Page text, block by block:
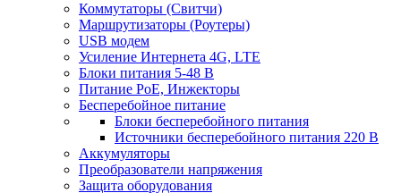
Коммутаторы (Свитчи)
Маршрутизаторы (Роутеры)
USB модем
Усиление Интернета 4G, LTE
Блоки питания 5-48 В
Питание PoE, Инжекторы
Бесперебойное питание
Блоки бесперебойного питания
Источники бесперебойного питания 220 В
Аккумуляторы
Преобразователи напряжения
Защита оборудования